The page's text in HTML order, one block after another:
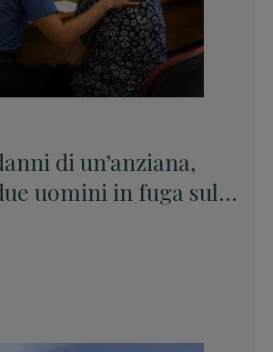
di un’anziana,
uomini in fuga sulla